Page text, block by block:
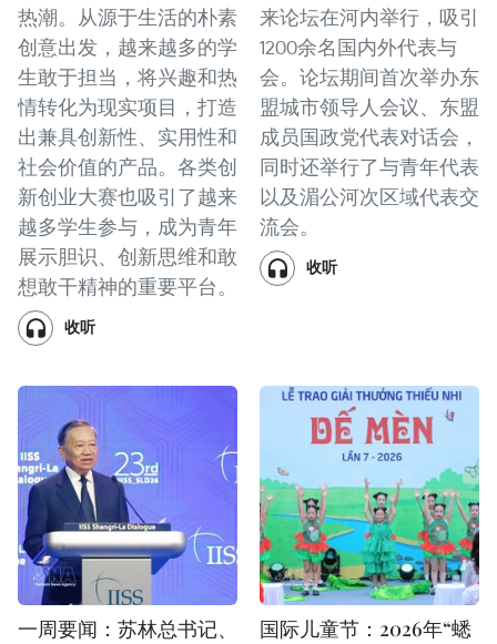
热潮。从源于生活的朴素
创意出发，越来越多的学
生敢于担当，将兴趣和热
情转化为现实项目，打造
出兼具创新性、实用性和
社会价值的产品。各类创
新创业大赛也吸引了越来
越多学生参与，成为青年
展示胆识、创新思维和敢
想敢干精神的重要平台。
收听
来论坛在河内举行，吸引
1200余名国内外代表与
会。论坛期间首次举办东
盟城市领导人会议、东盟
成员国政党代表对话会，
同时还举行了与青年代表
以及湄公河次区域代表交
流会。
收听
一周要闻：苏林总书记、
国际儿童节：2026年“蟋